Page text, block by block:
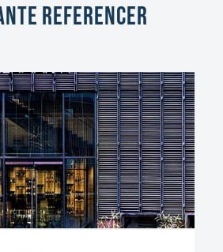
referencer